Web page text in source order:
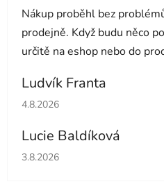
Nákup proběhl bez
prodejně. Když budu něco
určitě na eshop nebo do
Ludvík Franta
Hodnocení obchodu je 5 z 5
4.8.2026
Lucie Baldíková
Hodnocení obchodu je 5 z 5
3.8.2026